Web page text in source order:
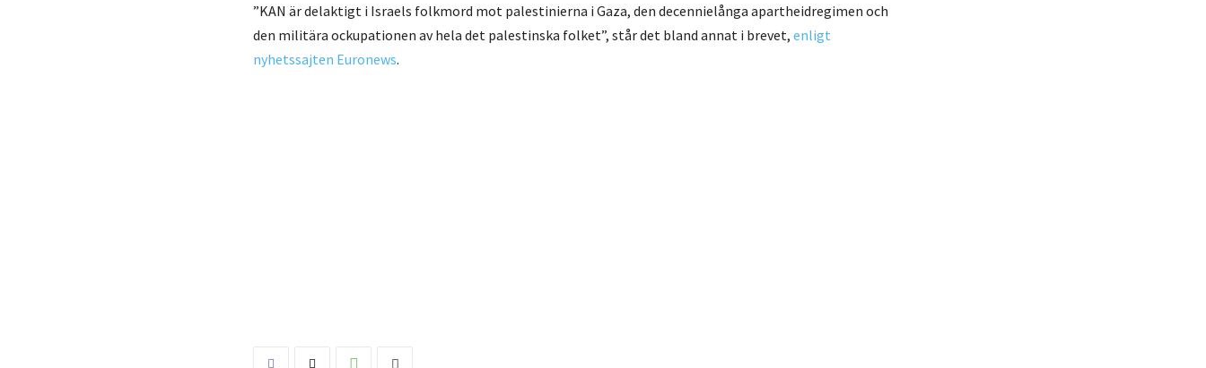
”KAN är delaktigt i Israels folkmord mot palestinierna i Gaza, den decennielånga apartheidregimen och
den militära ockupationen av hela det palestinska folket”, står det bland annat i brevet, enligt
nyhetssajten Euronews.